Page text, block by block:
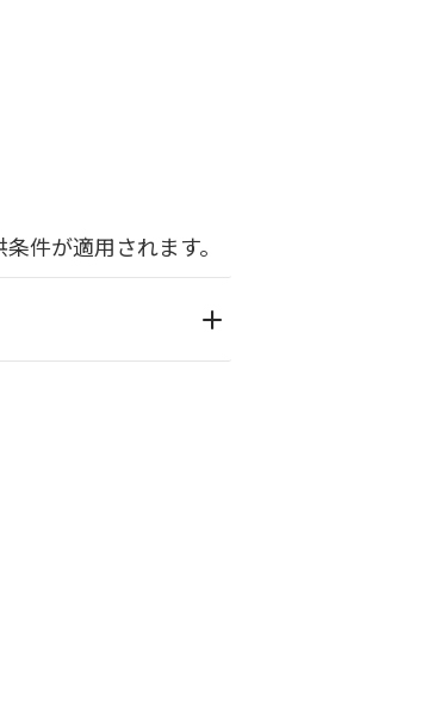
件が適用されます。